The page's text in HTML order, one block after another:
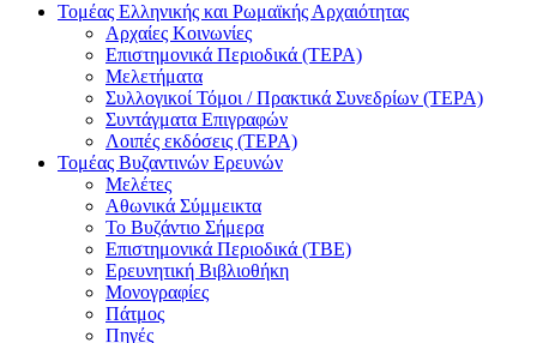
Τομέας Ελληνικής και Ρωμαϊκής Αρχαιότητας
Αρχαίες Κοινωνίες
Επιστημονικά Περιοδικά (ΤΕΡΑ)
Μελετήματα
Συλλογικοί Τόμοι / Πρακτικά Συνεδρίων (ΤΕΡΑ)
Συντάγματα Επιγραφών
Λοιπές εκδόσεις (ΤΕΡΑ)
Τομέας Βυζαντινών Ερευνών
Μελέτες
Αθωνικά Σύμμεικτα
Το Βυζάντιο Σήμερα
Επιστημονικά Περιοδικά (ΤΒΕ)
Ερευνητική Βιβλιοθήκη
Μονογραφίες
Πάτμος
Πηγές